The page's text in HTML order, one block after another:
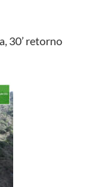
30’ retorno